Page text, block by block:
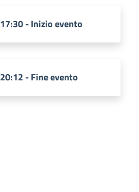
17:30 - Inizio evento
20:12 - Fine evento